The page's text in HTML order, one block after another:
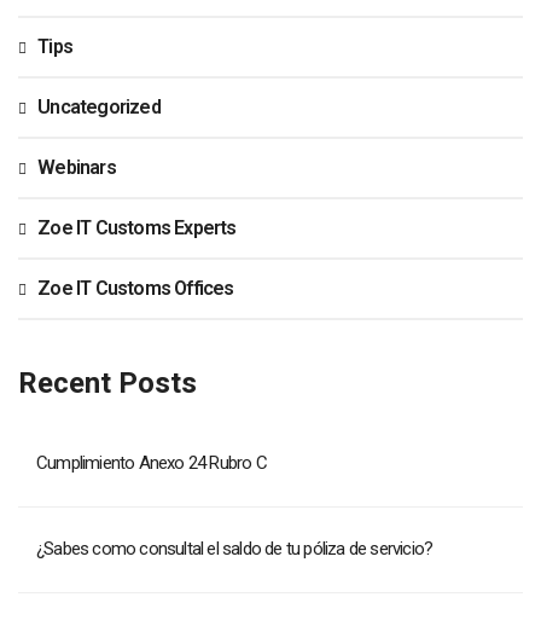
Tips
Uncategorized
Webinars
Zoe IT Customs Experts
Zoe IT Customs Offices
Recent Posts
Cumplimiento Anexo 24 Rubro C
¿Sabes como consultal el saldo de tu póliza de servicio?